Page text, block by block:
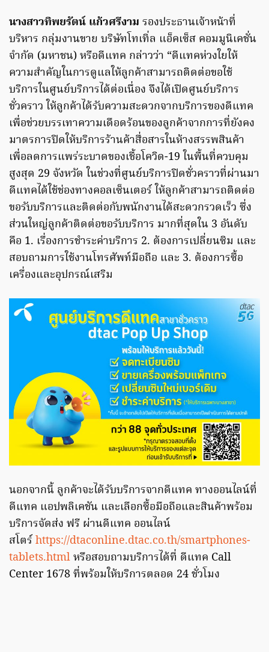
นางสาวทิพยรัตน์ แก้วศรีงาม รองประธานเจ้าหน้าที่
บริหาร กลุ่มงานขาย บริษัทโทเทิ่ล แอ็คเซ็ส คอมมูนิเคชั่น
จำกัด (มหาชน) หรือดีแทค กล่าวว่า “ดีแทคห่วงใยให้
ความสำคัญในการดูแลให้ลูกค้าสามารถติดต่อขอใช้
บริการในศูนย์บริการได้ต่อเนื่อง จึงได้เปิดศูนย์บริการ
ชั่วคราว ให้ลูกค้าได้รับความสะดวกจากบริการของดีแทค
เพื่อช่วยบรรเทาความเดือดร้อนของลูกค้าจากการที่ยังคง
มาตรการปิดให้บริการร้านค้าสื่อสารในห้างสรรพสินค้า
เพื่อลดการแพร่ระบาดของเชื้อโควิด-19 ในพื้นที่ควบคุม
สูงสุด 29 จังหวัด ในช่วงที่ศูนย์บริการปิดชั่วคราวที่ผ่านมา
ดีแทคได้ใช้ช่องทางคอลเซ็นเตอร์ ให้ลูกค้าสามารถติดต่อ
ขอรับบริการและติดต่อกับพนักงานได้สะดวกรวดเร็ว ซึ่ง
ส่วนใหญ่ลูกค้าติดต่อขอรับบริการ มากที่สุดใน 3 อันดับ
คือ 1. เรื่องการชำระค่าบริการ 2. ต้องการเปลี่ยนซิม และ
สอบถามการใช้งานโทรศัพท์มือถือ และ 3. ต้องการซื้อ
เครื่องและอุปกรณ์เสริม
นอกจากนี้ ลูกค้าจะได้รับบริการจากดีแทค ทางออนไลน์ที่
ดีแทค แอปพลิเคชัน และเลือกซื้อมือถือและสินค้าพร้อม
บริการจัดส่ง ฟรี ผ่านดีแทค ออนไลน์
สโตร์https://dtaconline.dtac.co.th/smartphones-
tablets.htmlหรือสอบถามบริการได้ที่ ดีแทค Call
Center 1678 ที่พร้อมให้บริการตลอด 24 ชั่วโมง